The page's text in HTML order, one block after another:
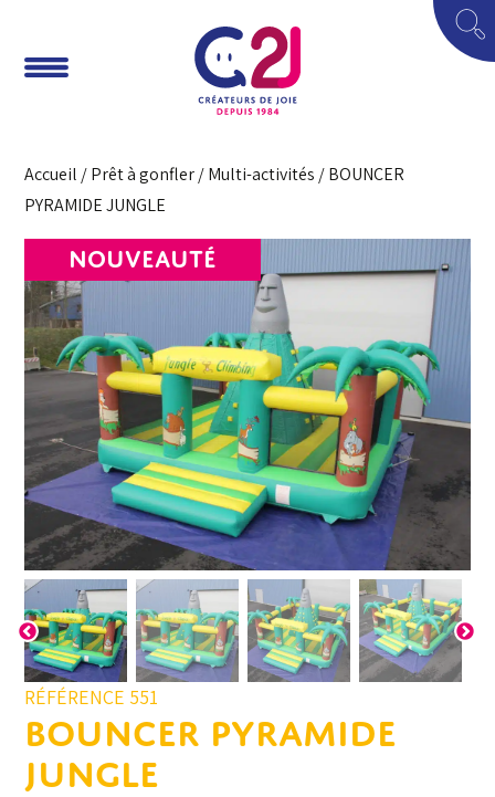
Accueil /Prêt à gonfler/Multi-activités / BOUNCER
PYRAMIDE JUNGLE
NOUVEAUTÉ
RÉFÉRENCE 551
BOUNCER PYRAMIDE
JUNGLE